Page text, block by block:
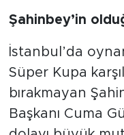
Şahinbey’in
İstanbul’da
Süper Kupa
bırakmayan
Başkanı Cuma